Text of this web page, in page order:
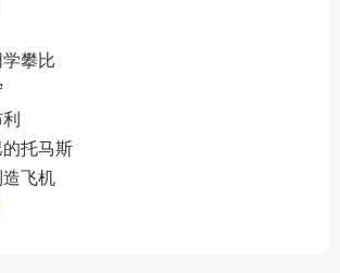
攀比
托马斯
飞机